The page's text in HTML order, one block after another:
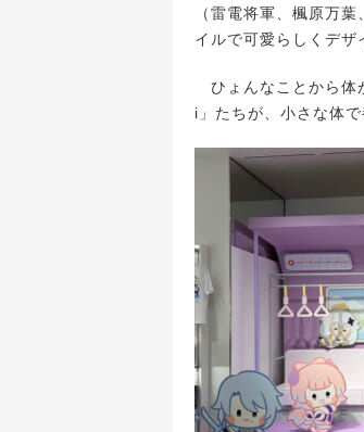
（雷電将軍、楓原万
イルで可愛らしくデザ
ひょんなことから体
i」たちが、小さな体